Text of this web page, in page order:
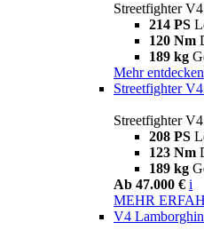
Streetfighter
214 PS
120 Nm
189 kg
Mehr entdecken
Streetfighter
Streetfighter
208 PS
123 Nm
189 kg
Ab 47.000 € i
MEHR
V4